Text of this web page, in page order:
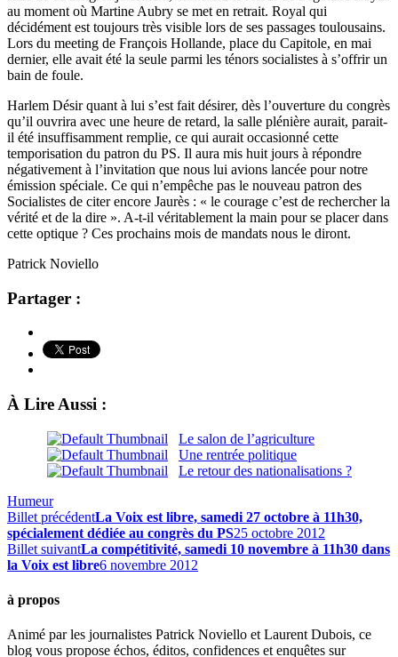
au moment où Martine Aubry se met en retrait. Royal qui
décidément est toujours très visible lors de ses passages toulousains.
Lors du meeting de François Hollande, place du Capitole, en mai
dernier, elle avait été la seule parmi les ténors socialistes à s’offrir un
bain de foule.
Harlem Désir quant à lui s’est fait désirer, dès l’ouverture du congrès
qu’il ouvrira avec une heure de retard, la salle plénière aurait, parait-
il été insuffisamment remplie, ce qui aurait occasionné cette
temporisation du patron du PS. Il aura mis huit jours à répondre
négativement à l’invitation que nous lui avions lancée pour notre
émission spéciale. Ce qui n’empêche pas le nouveau patron des
Socialistes de citer encore Jaurès : « le courage c’est de rechercher la
vérité et de la dire ». A-t-il véritablement la main pour se placer dans
cette optique ? Ces prochains mois de mandats nous le diront.
Patrick Noviello
Partager :
À Lire Aussi :
Le salon de l’agriculture
Une rentrée politique
Le retour des nationalisations ?
Humeur
Billet précédentLa Voix est libre, samedi 27 octobre à 11h30,
spécialement dédiée au congrès du PS25 octobre 2012
Billet suivantLa compétitivité, samedi 10 novembre à 11h30 dans
la Voix est libre6 novembre 2012
à propos
Animé par les journalistes Patrick Noviello et Laurent Dubois, ce
blog vous propose échos, éditos, confidences et enquêtes sur